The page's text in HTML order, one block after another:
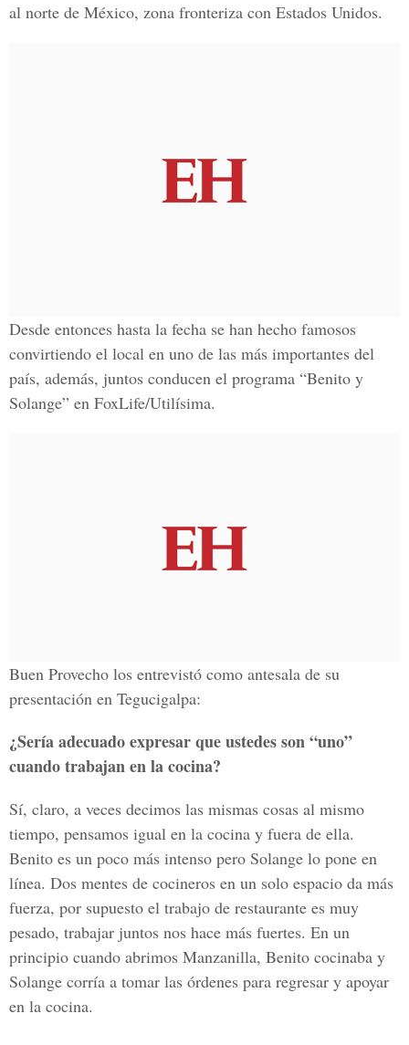
al norte de México, zona fronteriza con Estados Unidos.
Desde entonces hasta la fecha se han hecho famosos
convirtiendo el local en uno de las más importantes del
país, además, juntos conducen el programa “Benito y
Solange” en FoxLife/Utilísima.
Buen Provecho los entrevistó como antesala de su
presentación en Tegucigalpa:
¿Sería adecuado expresar que ustedes son “uno”
cuando trabajan en la cocina?
Sí, claro, a veces decimos las mismas cosas al mismo
tiempo, pensamos igual en la cocina y fuera de ella.
Benito es un poco más intenso pero Solange lo pone en
línea. Dos mentes de cocineros en un solo espacio da más
fuerza, por supuesto el trabajo de restaurante es muy
pesado, trabajar juntos nos hace más fuertes. En un
principio cuando abrimos Manzanilla, Benito cocinaba y
Solange corría a tomar las órdenes para regresar y apoyar
en la cocina.